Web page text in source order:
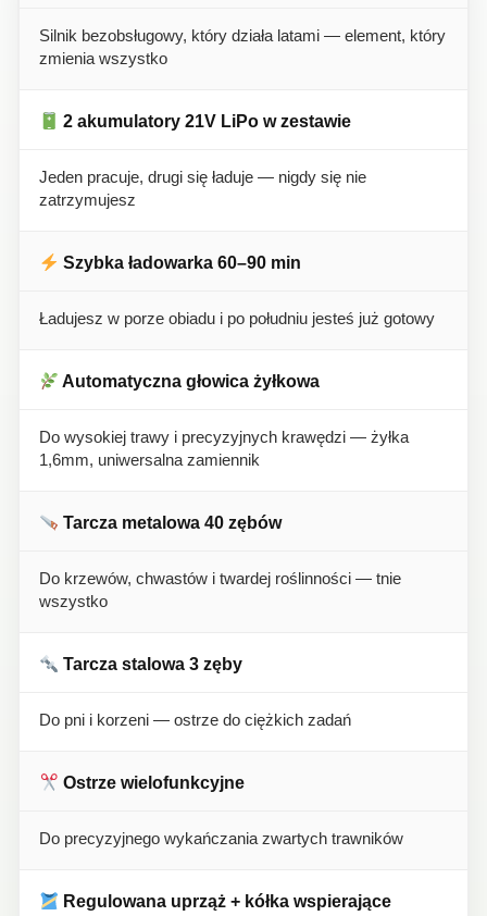
Silnik bezobsługowy, który działa latami — element, który
zmienia wszystko
2 akumulatory 21V LiPo w zestawie
Jeden pracuje, drugi się ładuje — nigdy się nie
zatrzymujesz
Szybka ładowarka 60–90 min
Ładujesz w porze obiadu i po południu jesteś już gotowy
Automatyczna głowica żyłkowa
Do wysokiej trawy i precyzyjnych krawędzi — żyłka
1,6mm, uniwersalna zamiennik
Tarcza metalowa 40 zębów
Do krzewów, chwastów i twardej roślinności — tnie
wszystko
Tarcza stalowa 3 zęby
Do pni i korzeni — ostrze do ciężkich zadań
Ostrze wielofunkcyjne
Do precyzyjnego wykańczania zwartych trawników
Regulowana uprząż + kółka wspierające